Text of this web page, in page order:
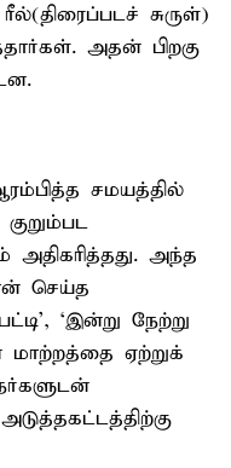
சுருள்)
அதன் பிறகு
சமயத்தில்
அதிகரித்தது. அந்த
செய்த
‘இன்று நேற்று
ஏற்றுக்